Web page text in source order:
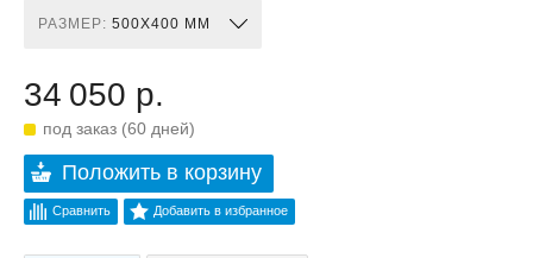
РАЗМЕР: 500X400 ММ
34 050 р.
под заказ (60 дней)
Положить в корзину
Сравнить Добавить в избранное